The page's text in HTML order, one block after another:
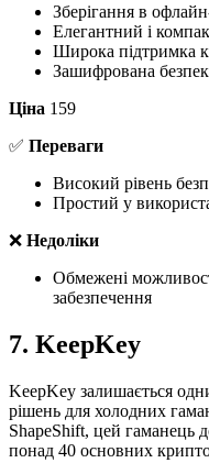
Зберігання в
Елегантний і
Широка підтримка
Зашифрована
Ціна 159
✅ Переваги
Високий рівень
Простий у
❌ Недоліки
Обмежені
забезпечення
7. KeepKey
KeepKey залишається
рішень для холодних
ShapeShift, цей гаманець
понад 40 основних